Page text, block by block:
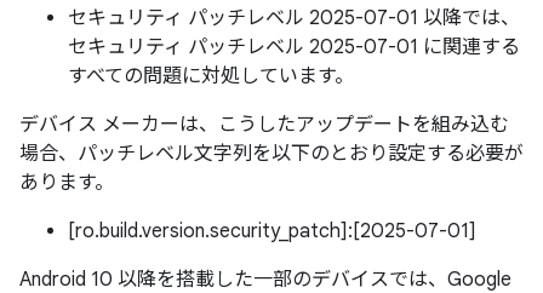
セキュリティ パッチレベル 2025-07-01 以降では、
セキュリティ パッチレベル 2025-07-01 に関連する
すべての問題に対処しています。
デバイス メーカーは、こうしたアップデートを組み込む
場合、パッチレベル文字列を以下のとおり設定する必要が
あります。
[ro.build.version.security_patch]:[2025-07-01]
Android 10 以降を搭載した一部のデバイスでは、Google